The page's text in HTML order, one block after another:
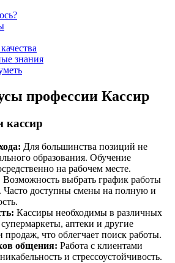
знания
профессии Кассир
кассир
Для большинства позиций не
образования. Обучение
на рабочем месте.
Возможность выбрать график работы
доступны смены на полную и
Кассиры необходимы в различных
аптеки и другие
продаж, что облегчает поиск работы.
общения: Работа с клиентами
и стрессоустойчивость.